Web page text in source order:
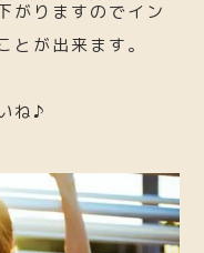
がりますのでイン
とが出来ます。
ね♪